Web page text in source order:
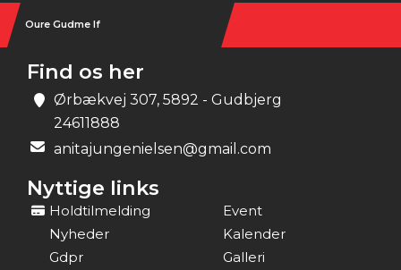
Oure Gudme If
Find os her
Ørbækvej 307, 5892 - Gudbjerg
24611888
anitajungenielsen@gmail.com
Nyttige links
Holdtilmelding
Event
Nyheder
Kalender
Gdpr
Galleri